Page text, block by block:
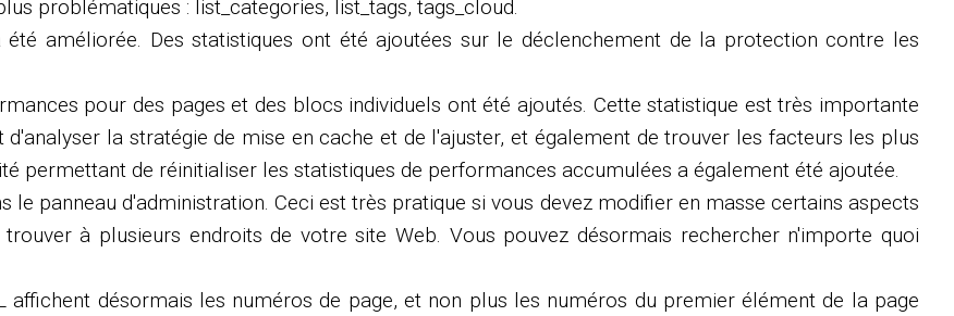
problématiques : list_categories, list_tags, tags_cloud.
améliorée. Des statistiques ont été ajoutées sur le déclenchement de la protection contre les
pour des pages et des blocs individuels ont été ajoutés. Cette statistique est très importante
la stratégie de mise en cache et de l'ajuster, et également de trouver les facteurs les plus
permettant de réinitialiser les statistiques de performances accumulées a également été ajoutée.
le panneau d'administration. Ceci est très pratique si vous devez modifier en masse certains aspects
à plusieurs endroits de votre site Web. Vous pouvez désormais rechercher n'importe quoi
désormais les numéros de page, et non plus les numéros du premier élément de la page